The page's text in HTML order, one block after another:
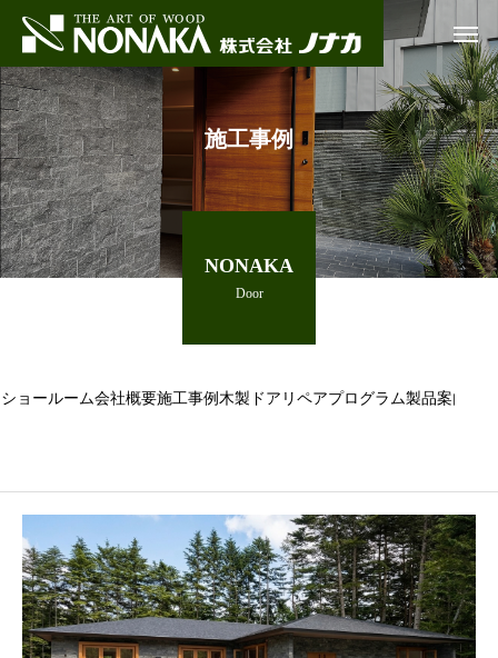
施工事例
NONAKA
Door
ショールーム会社概要施工事例 木製ドアリペアプログラム製品案内